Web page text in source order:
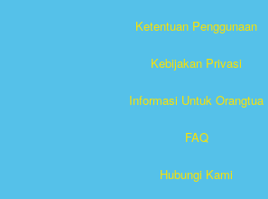
Ketentuan Penggunaan
Kebijakan Privasi
Informasi Untuk Orangtua
FAQ
Hubungi Kami